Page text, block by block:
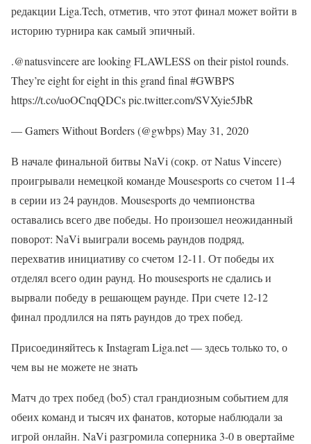
редакции Liga.Tech, отметив, что этот финал может войти в
историю турнира как самый эпичный.
.@natusvincere are looking FLAWLESS on their pistol rounds.
They’re eight for eight in this grand final #GWBPS
https://t.co/uoOCnqQDCs pic.twitter.com/SVXyie5JbR
— Gamers Without Borders (@gwbps) May 31, 2020
В начале финальной битвы NaVi (сокр. от Natus Vincere)
проигрывали немецкой команде Mousesports со счетом 11-4
в серии из 24 раундов. Mousesports до чемпионства
оставались всего две победы. Но произошел неожиданный
поворот: NaVi выиграли восемь раундов подряд,
перехватив инициативу со счетом 12-11. От победы их
отделял всего один раунд. Но mousesports не сдались и
вырвали победу в решающем раунде. При счете 12-12
финал продлился на пять раундов до трех побед.
Присоединяйтесь к Instagram Liga.net — здесь только то, о
чем вы не можете не знать
Матч до трех побед (bo5) стал грандиозным событием для
обеих команд и тысяч их фанатов, которые наблюдали за
игрой онлайн. NaVi разгромила соперника 3-0 в овертайме